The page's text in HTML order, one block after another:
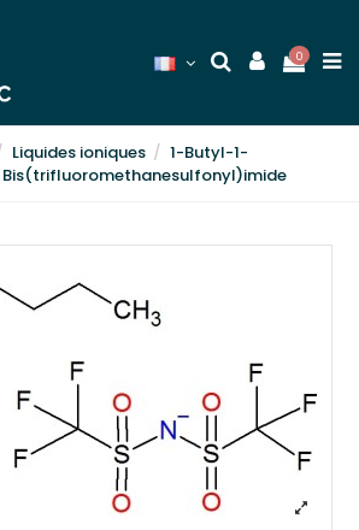
0
Liquides ioniques
1-Butyl-1-